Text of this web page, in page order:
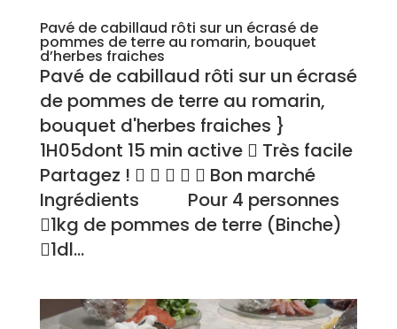
Pavé de cabillaud rôti sur un écrasé de
pommes de terre au romarin, bouquet
d’herbes fraiches
Pavé de cabillaud rôti sur un écrasé
de pommes de terre au romarin,
bouquet d'herbes fraiches }
1H05dont 15 min active  Très facile
Partagez !      Bon marché
Ingrédients Pour 4 personnes
1kg de pommes de terre (Binche)
1dl...